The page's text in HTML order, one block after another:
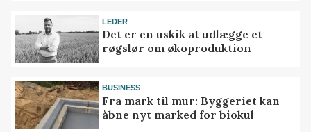
LEDER
Det er en uskik at udlægge et
røgslør om økoproduktion
BUSINESS
Fra mark til mur: Byggeriet kan
åbne nyt marked for biokul